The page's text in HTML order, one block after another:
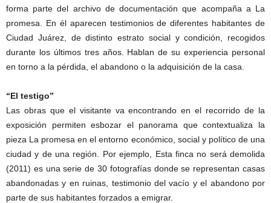
forma parte del archivo de documentación que acompaña a La
promesa. En él aparecen testimonios de diferentes habitantes de
Ciudad Juárez, de distinto estrato social y condición, recogidos
durante los últimos tres años. Hablan de su experiencia personal
en torno a la pérdida, el abandono o la adquisición de la casa.
“El testigo”
Las obras que el visitante va encontrando en el recorrido de la
exposición permiten esbozar el panorama que contextualiza la
pieza La promesa en el entorno económico, social y político de una
ciudad y de una región. Por ejemplo, Esta finca no será demolida
(2011) es una serie de 30 fotografías donde se representan casas
abandonadas y en ruinas, testimonio del vacío y el abandono por
parte de sus habitantes forzados a emigrar.